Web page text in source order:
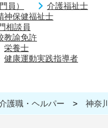
員）
介護福祉士
神保健福祉士
相談員
教諭免許
栄養士
健康運動実践指導者
護職・ヘルパー > 神奈